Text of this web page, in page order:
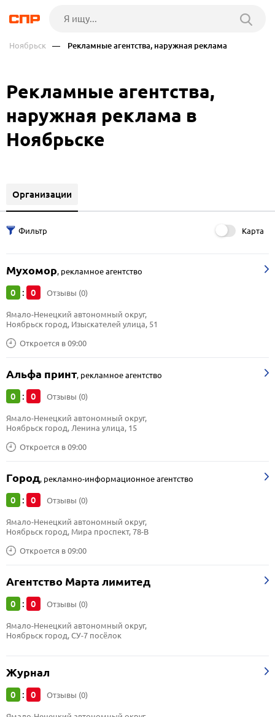
Ноябрьск — Рекламные агентства, наружная реклама
Рекламные агентства,
наружная реклама в
Ноябрьске
Организации
Карта
Мухомор, рекламное агентство
0 : 0 Отзывы (0)
Откроется в 09:00
Ямало-Ненецкий автономный округ,
Ноябрьск город, Изыскателей улица, 51
Альфа принт, рекламное агентство
0 : 0 Отзывы (0)
Откроется в 09:00
Ямало-Ненецкий автономный округ,
Ноябрьск город, Ленина улица, 15
Город, рекламно-информационное агентство
0 : 0 Отзывы (0)
Откроется в 09:00
Ямало-Ненецкий автономный округ,
Ноябрьск город, Мира проспект, 78-В
Агентство Марта лимитед
0 : 0 Отзывы (0)
Ямало-Ненецкий автономный округ,
Ноябрьск город, СУ-7 посёлок
Журнал
0 : 0 Отзывы (0)